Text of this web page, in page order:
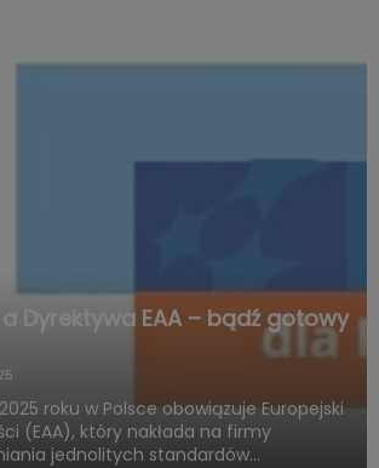
Dyrektywa EAA – bądź gotowy
roku w Polsce obowiązuje Europejski
(EAA), który nakłada na firmy
jednolitych standardów